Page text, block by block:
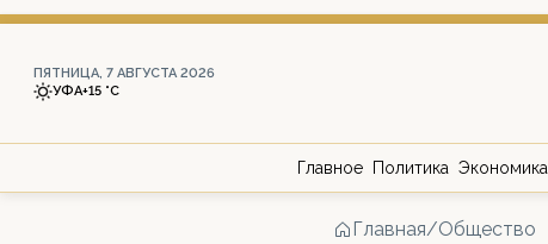
ПЯТНИЦА, 7 АВГУСТА 2026
УФА+15 °С
Главное Политика Экономика
Главная/Общество